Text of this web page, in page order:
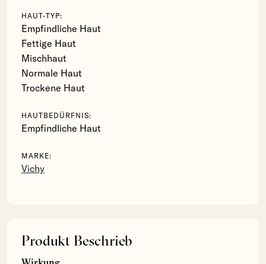
HAUT-TYP:
Empfindliche Haut
Fettige Haut
Mischhaut
Normale Haut
Trockene Haut
HAUTBEDÜRFNIS:
Empfindliche Haut
MARKE:
Vichy
Produkt Beschrieb